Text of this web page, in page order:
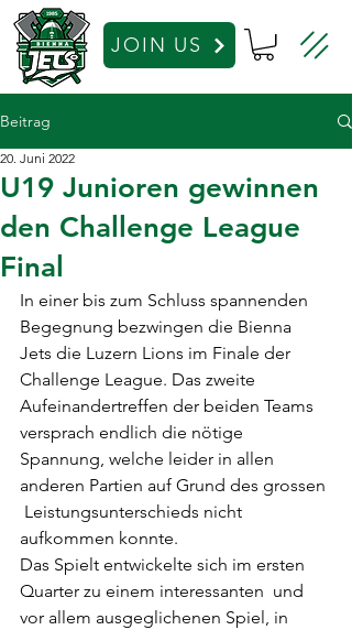
JOIN US
Beitrag
U19 Junioren gewinnen
den Challenge League
Final
20. Juni 2022
In einer bis zum Schluss spannenden
Begegnung bezwingen die Bienna
Jets die Luzern Lions im Finale der
Challenge League. Das zweite
Aufeinandertreffen der beiden Teams
versprach endlich die nötige
Spannung, welche leider in allen
anderen Partien auf Grund des grossen
Leistungsunterschieds nicht
aufkommen konnte.
Das Spielt entwickelte sich im ersten
Quarter zu einem interessanten  und
vor allem ausgeglichenen Spiel, in